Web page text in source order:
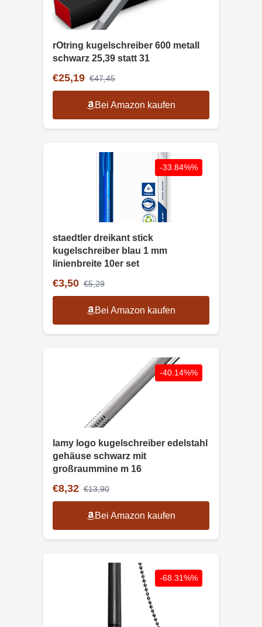
rOtring kugelschreiber 600 metall
schwarz 25,39 statt 31
€25,19 €47,45
Bei Amazon kaufen
-33.84%%
staedtler dreikant stick
kugelschreiber blau 1 mm
linienbreite 10er set
€3,50 €5,29
Bei Amazon kaufen
-40.14%%
lamy logo kugelschreiber edelstahl
gehäuse schwarz mit
großraummine m 16
€8,32 €13,90
Bei Amazon kaufen
-68.31%%